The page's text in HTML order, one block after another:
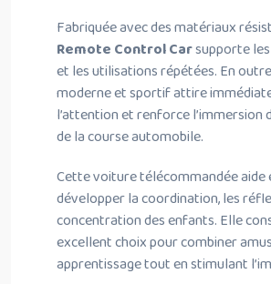
Fabriquée avec des matériaux
Remote Control Carsupporte
et les utilisations répétées. En
moderne et sportif attire
l’attention et renforce l’immersion
de la course automobile.
Cette voiture télécommandée aide
développer la coordination, les
concentration des enfants. Elle
excellent choix pour combiner
apprentissage tout en stimulant